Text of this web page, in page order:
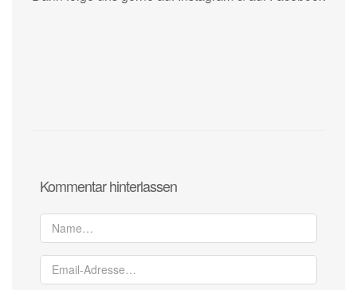
Kommentar hinterlassen